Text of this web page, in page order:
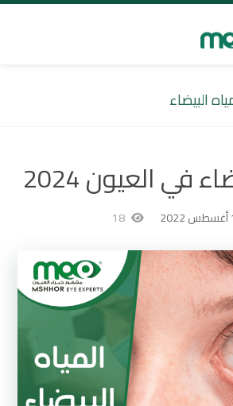
البيضاء
في العيون 2024
18